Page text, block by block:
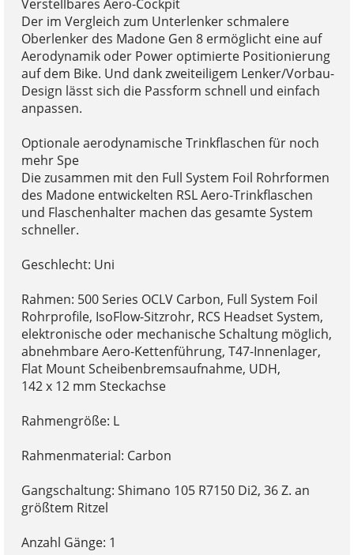
Verstellbares Aero-Cockpit
Der im Vergleich zum Unterlenker schmalere
Oberlenker des Madone Gen 8 ermöglicht eine auf
Aerodynamik oder Power optimierte Positionierung
auf dem Bike. Und dank zweiteiligem Lenker/Vorbau-
Design lässt sich die Passform schnell und einfach
anpassen.
Optionale aerodynamische Trinkflaschen für noch
mehr Spe
Die zusammen mit den Full System Foil Rohrformen
des Madone entwickelten RSL Aero-Trinkflaschen
und Flaschenhalter machen das gesamte System
schneller.
Geschlecht: Uni
Rahmen: 500 Series OCLV Carbon, Full System Foil
Rohrprofile, IsoFlow-Sitzrohr, RCS Headset System,
elektronische oder mechanische Schaltung möglich,
abnehmbare Aero-Kettenführung, T47-Innenlager,
Flat Mount Scheibenbremsaufnahme, UDH,
142 x 12 mm Steckachse
Rahmengröße: L
Rahmenmaterial: Carbon
Gangschaltung: Shimano 105 R7150 Di2, 36 Z. an
größtem Ritzel
Anzahl Gänge: 1